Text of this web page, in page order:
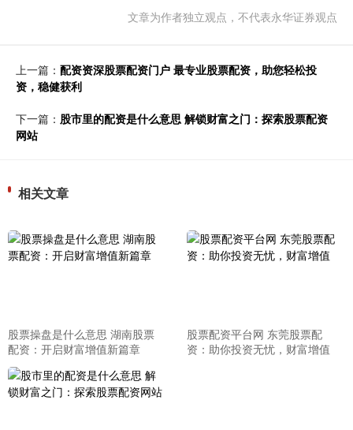
文章为作者独立观点，不代表永华证券观点
上一篇： 配资资深股票配资门户 最专业股票配资，助您轻松投
资，稳健获利
下一篇： 股市里的配资是什么意思 解锁财富之门：探索股票配资
网站
相关文章
股票操盘是什么意思 湖南股票
配资：开启财富增值新篇章
股票配资平台网 东莞股票配
资：助你投资无忧，财富增值